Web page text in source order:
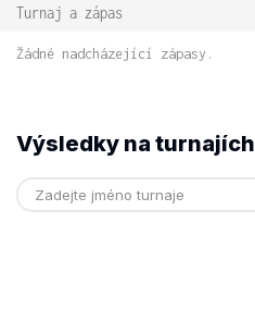
Turnaj a zápas
Žádné nadcházející zápasy.
Výsledky na turnajích